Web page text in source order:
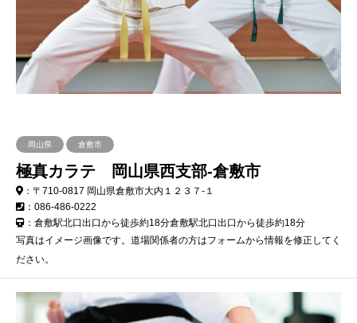
岡山県 倉敷市
極真カラテ 岡山県西支部-倉敷市
：〒710-0817 岡山県倉敷市大内１２３７-１
：086-486-0222
：倉敷駅北口出口から徒歩約18分倉敷駅北口出口から徒歩約18分
写真はイメージ画像です。道場関係者の方はフォームから情報を修正してく
ださい。